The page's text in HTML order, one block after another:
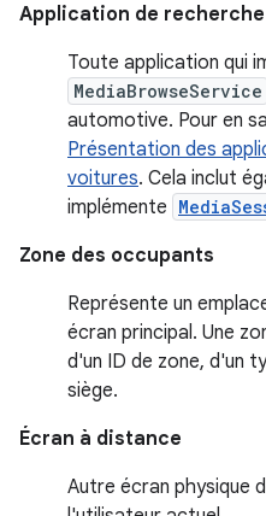
Application de
Toute application qui
MediaBrowseService
automotive. Pour en
Présentation des
voitures. Cela inclut
implémente
Zone des occupants
Représente un
écran principal. Une
d'un ID de zone, d'un
siège.
Écran à distance
Autre écran physique